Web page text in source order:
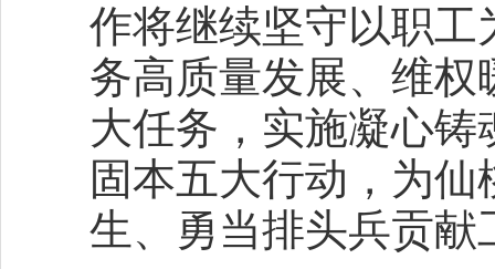
作将继续坚守以职
务高质量发展、维
大任务，实施凝心
固本五大行动，为
生、勇当排头兵贡献